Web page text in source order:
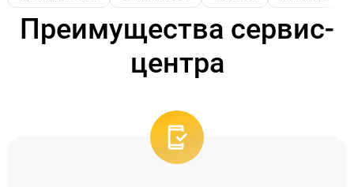
Преимущества сервис-
центра